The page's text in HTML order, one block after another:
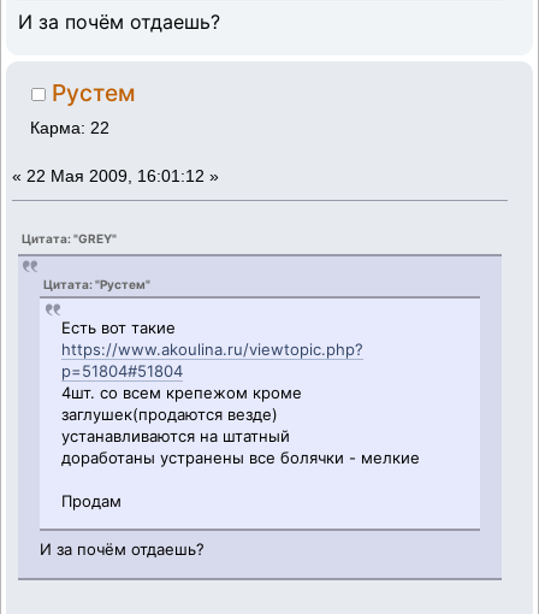
И за почём отдаешь?
Рустем
Карма: 22
« 22 Мая 2009, 16:01:12 »
Цитата: "GREY"
Цитата: "Рустем"
Есть вот такие
https://www.akoulina.ru/viewtopic.php?
p=51804#51804
4шт. со всем крепежом кроме
заглушек(продаются везде)
устанавливаются на штатный
доработаны устранены все болячки - мелкие
Продам
И за почём отдаешь?